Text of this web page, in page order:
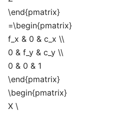
\end{pmatrix}
=\begin{pmatrix}
f_x & 0 & c_x \\
0 & f_y & c_y \\
0 & 0 & 1
\end{pmatrix}
\begin{pmatrix}
X \